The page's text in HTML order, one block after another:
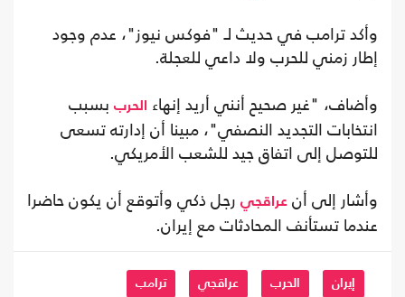
وأكد ترامب في حديث لـ "فوكس نيوز"، عدم وجود
إطار زمني للحرب ولا داعي للعجلة.
وأضاف، "غير صحيح أنني أريد إنهاء الحرب بسبب
انتخابات التجديد النصفي"، مبينا أن إدارته تسعى
للتوصل إلى اتفاق جيد للشعب الأمريكي.
وأشار إلى أن عراقجي رجل ذكي وأتوقع أن يكون حاضرا
عندما تستأنف المحادثات مع إيران.
إيران الحرب عراقجي ترامب